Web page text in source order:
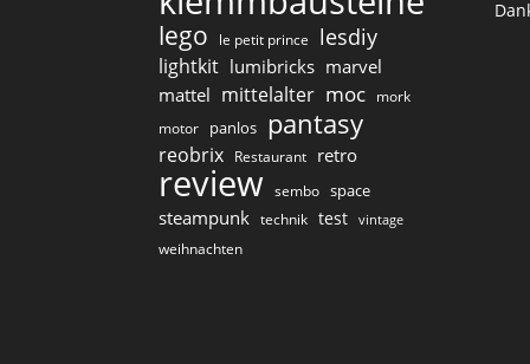
lego le petit prince lesdiy
lightkit lumibricks marvel
mattel mittelalter moc mork
motor panlos pantasy
reobrix Restaurant retro
review sembo space
steampunk technik test vintage
weihnachten